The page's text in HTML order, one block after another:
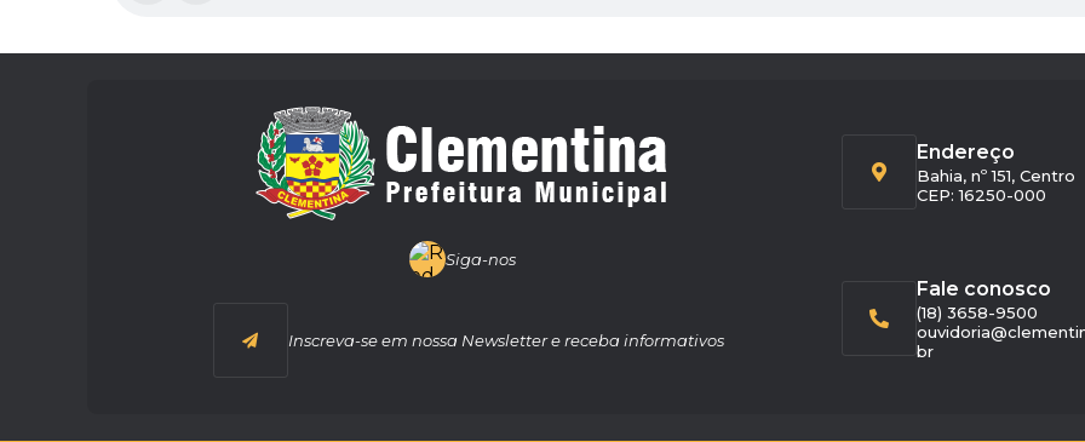
Siga-nos
Inscreva-se em nossa Newsletter e receba informativos
Endereço
Bahia, nº 151, Centro
CEP: 16250-000
Fale conosco
(18) 3658-9500
br